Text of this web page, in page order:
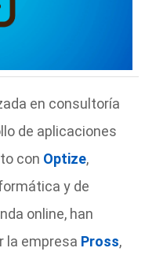
en consultoría
de aplicaciones
con Optize,
y de
online, han
la empresa Pross,